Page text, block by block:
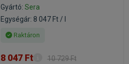
Gyártó: Sera
Egységár: 8 047 Ft / l
Raktáron
8 047 Ft 10 729 Ft